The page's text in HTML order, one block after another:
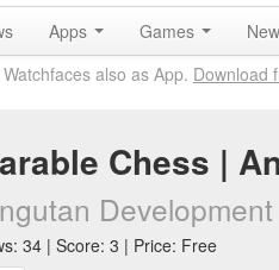
Apps Games
also as App. Download
Chess |
Development
34 | Score: 3 | Price: Free